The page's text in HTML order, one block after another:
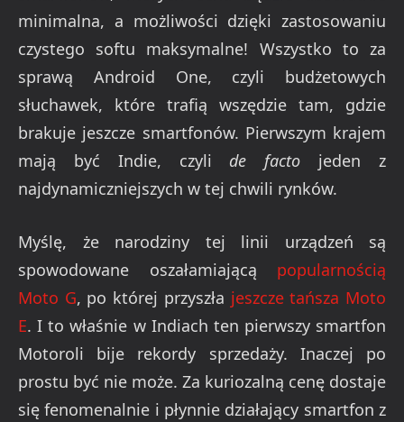
minimalna, a możliwości dzięki zastosowaniu
czystego softu maksymalne! Wszystko to za
sprawą Android One, czyli budżetowych
słuchawek, które trafią wszędzie tam, gdzie
brakuje jeszcze smartfonów. Pierwszym krajem
mają być Indie, czyli de facto jeden z
najdynamiczniejszych w tej chwili rynków.
Myślę, że narodziny tej linii urządzeń są
spowodowane oszałamiającą popularnością
Moto G, po której przyszła jeszcze tańsza Moto
E. I to właśnie w Indiach ten pierwszy smartfon
Motoroli bije rekordy sprzedaży. Inaczej po
prostu być nie może. Za kuriozalną cenę dostaje
się fenomenalnie i płynnie działający smartfon z